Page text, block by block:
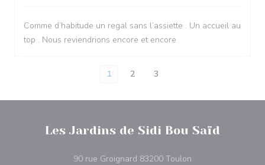
Comme d’habitude un regal sans l’assiette . Un accueil au
top . Nous reviendrions encore et encore
1 2 3
Les Jardins de Sidi Bou Saïd
90 rue Groignard 83200 Toulon